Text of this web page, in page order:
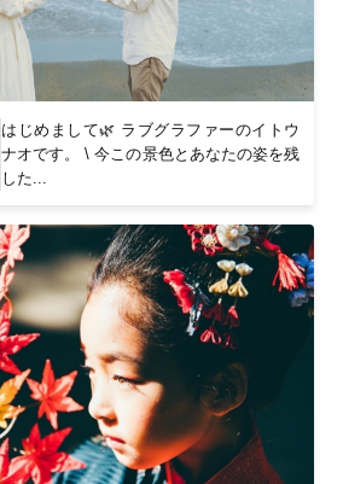
はじめまして🌿 ラブグラファーのイトウ
ナオです。 \ 今この景色とあなたの姿を残
した...